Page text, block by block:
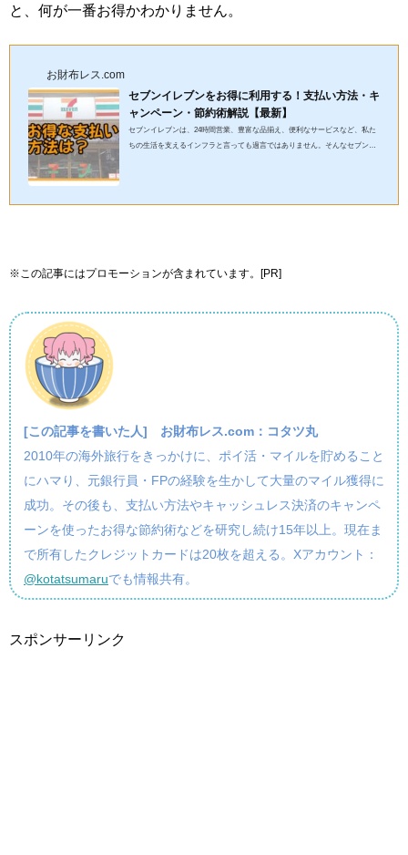
と、何が一番お得かわかりません。
お財布レス.com
セブンイレブンをお得に利用する！支払い方法・キ
ャンペーン・節約術解説【最新】
セブンイレブンは、24時間営業、豊富な品揃え、便利なサービスなど、私た
ちの生活を支えるインフラと言っても過言ではありません。そんなセブンイ
※この記事にはプロモーションが含まれています。[PR]
[この記事を書いた人] お財布レス.com：コタツ丸
2010年の海外旅行をきっかけに、ポイ活・マイルを貯めること
にハマり、元銀行員・FPの経験を生かして大量のマイル獲得に
成功。その後も、支払い方法やキャッシュレス決済のキャンペ
ーンを使ったお得な節約術などを研究し続け15年以上。現在ま
で所有したクレジットカードは20枚を超える。Xアカウント：
@kotatsumaruでも情報共有。
スポンサーリンク